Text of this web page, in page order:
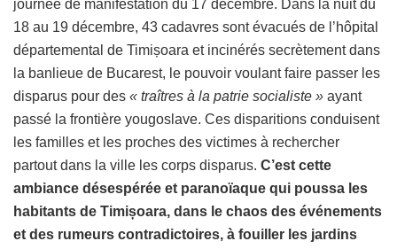
journée de manifestation du 17 décembre. Dans la nuit du
18 au 19 décembre, 43 cadavres sont évacués de l’hôpital
départemental de Timișoara et incinérés secrètement dans
la banlieue de Bucarest, le pouvoir voulant faire passer les
disparus pour des « traîtres à la patrie socialiste » ayant
passé la frontière yougoslave. Ces disparitions conduisent
les familles et les proches des victimes à rechercher
partout dans la ville les corps disparus. C’est cette
ambiance désespérée et paranoïaque qui poussa les
habitants de Timișoara, dans le chaos des événements
et des rumeurs contradictoires, à fouiller les jardins